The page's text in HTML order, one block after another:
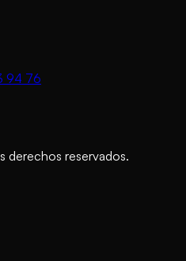
94 76
derechos reservados.